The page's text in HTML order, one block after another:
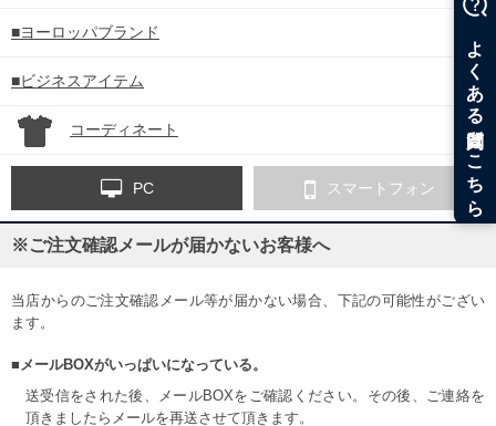
■ヨーロッパブランド
■ビジネスアイテム
コーディネート
PC スマートフォン
※ご注文確認メールが届かないお客様へ
当店からのご注文確認メール等が届かない場合、下記の可能性がござい
ます。
■メールBOXがいっぱいになっている。
送受信をされた後、メールBOXをご確認ください。その後、ご連絡を
頂きましたらメールを再送させて頂きます。